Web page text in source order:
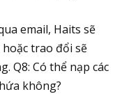
email, Haits sẽ
trao đổi sẽ
Q8: Có thể nạp các
không?